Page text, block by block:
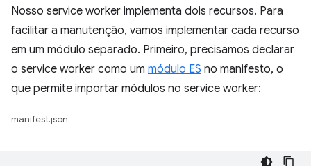
Nosso service worker implementa dois recursos. Para
facilitar a manutenção, vamos implementar cada recurso
em um módulo separado. Primeiro, precisamos declarar
o service worker como um módulo ES no manifesto, o
que permite importar módulos no service worker:
manifest.json: